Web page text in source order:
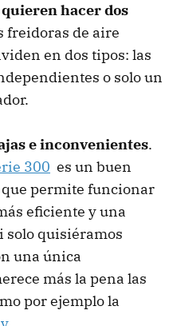
hacer dos
freidoras de aire
en dos tipos: las
o solo un
e inconvenientes.
300 es un buen
permite funcionar
eficiente y una
solo quisiéramos
una única
más la pena las
por ejemplo la